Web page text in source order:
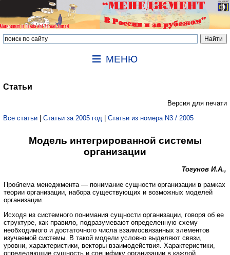
МЕНЮ
Статьи
Версия для печати
Все статьи | Статьи за 2005 год | Статьи из номера N3 / 2005
Модель интегрированной системы
организации
Тогунов И.А.,
Проблема менеджмента — понимание сущности организации в рамках
теории организации, набора существующих и возможных моделей
организации.
Исходя из системного понимания сущности организации, говоря об ее
структуре, как правило, подразумевают определенную схему
необходимого и достаточного числа взаимосвязанных элементов
изучаемой системы. В такой модели условно выделяют связи,
уровни, характеристики, векторы взаимодействия. Характеристики,
определяющие сущность и специфику организации в каждой